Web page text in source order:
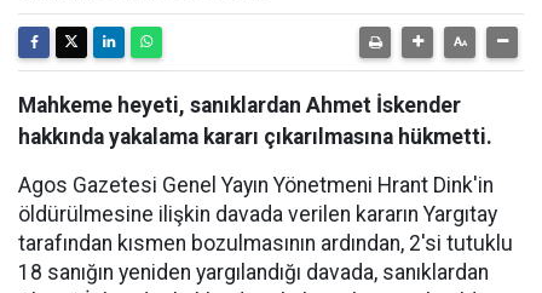
Mahkeme heyeti, sanıklardan Ahmet İskender
hakkında yakalama kararı çıkarılmasına hükmetti.
Agos Gazetesi Genel Yayın Yönetmeni Hrant Dink'in
öldürülmesine ilişkin davada verilen kararın Yargıtay
tarafından kısmen bozulmasının ardından, 2'si tutuklu
18 sanığın yeniden yargılandığı davada, sanıklardan